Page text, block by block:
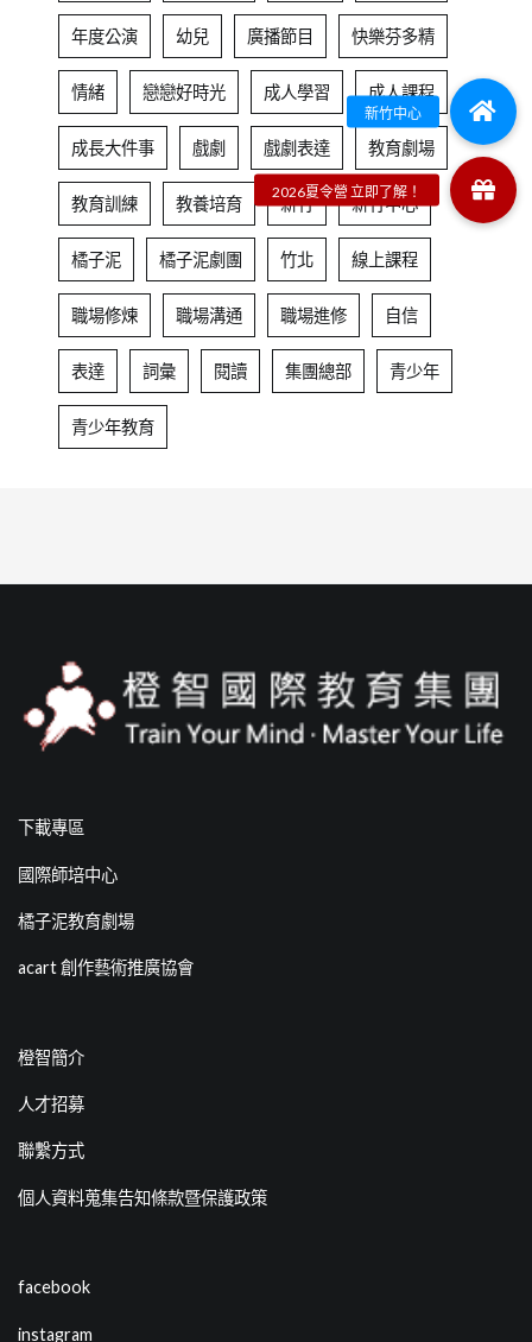
年度公演 幼兒 廣播節目 快樂芬多精
情緒 戀戀好時光 成人學習 成人課程
成長大件事 戲劇 戲劇表達 教育劇場
教育訓練 教養培育 新竹 新竹中心
橘子泥 橘子泥劇團 竹北 線上課程
職場修煉 職場溝通 職場進修 自信
表達 詞彙 閱讀 集團總部 青少年
青少年教育
下載專區
國際師培中心
橘子泥教育劇場
acart 創作藝術推廣協會
橙智簡介
人才招募
聯繫方式
個人資料蒐集告知條款暨保護政策
facebook
instagram